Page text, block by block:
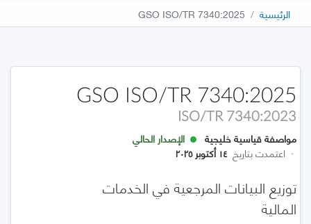
الرئيسية GSO ISO/TR 7340:2025
GSO ISO/TR 7340:2025
ISO/TR 7340:2023
مواصفة قياسية خليجية
الإصدار الحالي
· اعتمدت بتاريخ ١٤ أكتوبر ٢٠٢٥
توزيع البيانات المرجعية في الخدمات
المالية